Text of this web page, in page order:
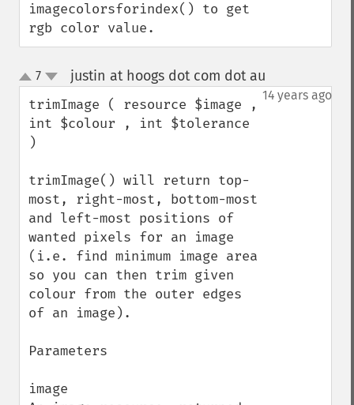
imagecolorsforindex() to get
rgb color value.
up
down
7 justin at hoogs dot com dot au
14 years ago
trimImage ( resource $image ,
int $colour , int $tolerance
)
trimImage() will return top-
most, right-most, bottom-most
and left-most positions of
wanted pixels for an image
(i.e. find minimum image area
so you can then trim given
colour from the outer edges
of an image).
Parameters
image